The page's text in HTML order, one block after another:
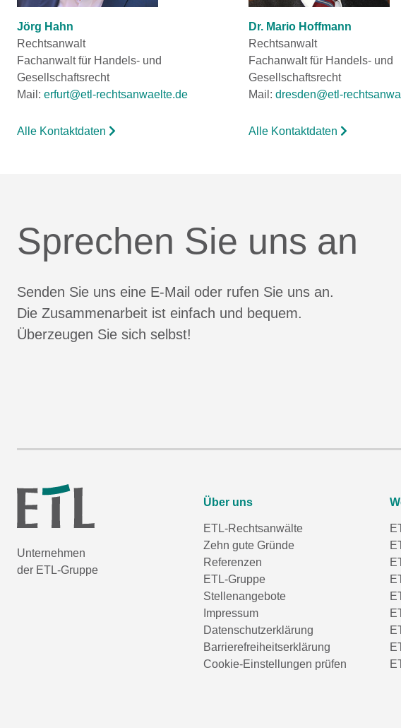
Jörg Hahn
Rechtsanwalt
Fachanwalt für Handels- und
Gesellschaftsrecht
Mail: erfurt@etl-rechtsanwaelte.de
Alle Kontaktdaten
Dr. Mario Hoffmann
Rechtsanwalt
Fachanwalt für Handels- und
Gesellschaftsrecht
Mail: dresden@etl-
Alle Kontaktdaten
Sprechen Sie uns an
Senden Sie uns eine E-Mail oder rufen Sie uns an.
Die Zusammenarbeit ist einfach und bequem.
Überzeugen Sie sich selbst!
Unternehmen
der ETL-Gruppe
Über uns
ETL-Rechtsanwälte
Zehn gute Gründe
Referenzen
ETL-Gruppe
Stellenangebote
Impressum
Datenschutzerklärung
Barrierefreiheitserklärung
Cookie-Einstellungen prüfen